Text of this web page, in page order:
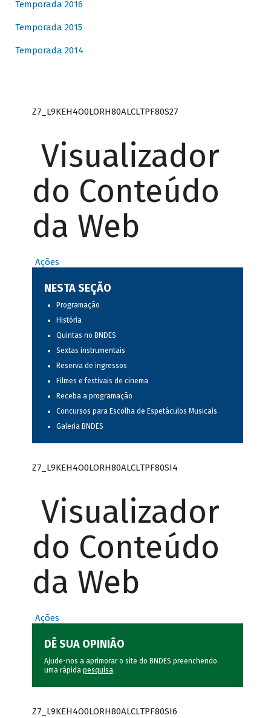
Temporada 2016
Temporada 2015
Temporada 2014
Z7_L9KEH4O0LORH80ALCLTPF80S27
Visualizador
do Conteúdo
da Web
Ações
NESTA SEÇÃO
Programação
História
Quintas no BNDES
Sextas instrumentais
Reserva de ingressos
Filmes e festivais de cinema
Receba a programação
Concursos para Escolha de Espetáculos Musicais
Galeria BNDES
Z7_L9KEH4O0LORH80ALCLTPF80SI4
Visualizador
do Conteúdo
da Web
Ações
DÊ SUA OPINIÃO
Ajude-nos a aprimorar o site do BNDES preenchendo
uma rápida pesquisa.
Z7_L9KEH4O0LORH80ALCLTPF80SI6